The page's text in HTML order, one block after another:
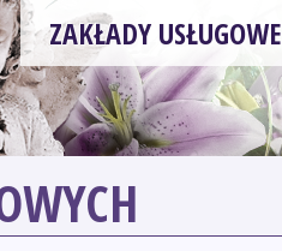
ZAKŁADY USŁUGOWE